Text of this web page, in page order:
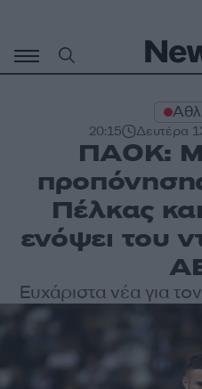
περιεχόμενο
20:15 Δευτέρα
ΠΑΟΚ:
Πέλκας
ενόψει του
Ευχάριστα νέα για